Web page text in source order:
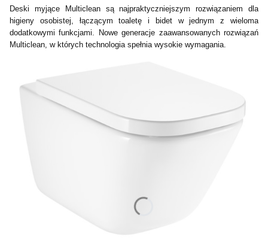
Deski myjące Multiclean są najpraktyczniejszym rozwiązaniem dla
higieny osobistej, łączącym toaletę i bidet w jednym z wieloma
dodatkowymi funkcjami. Nowe generacje zaawansowanych rozwiązań
Multiclean, w których technologia spełnia wysokie wymagania.